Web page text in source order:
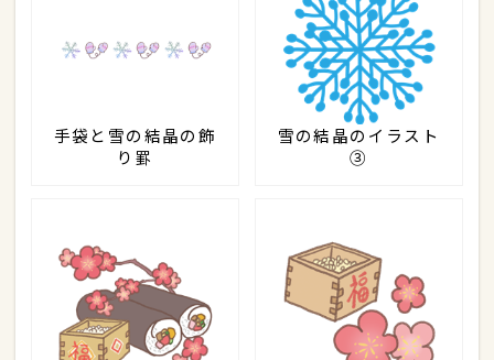
手袋と雪の結晶の飾
り罫
雪の結晶のイラスト
③